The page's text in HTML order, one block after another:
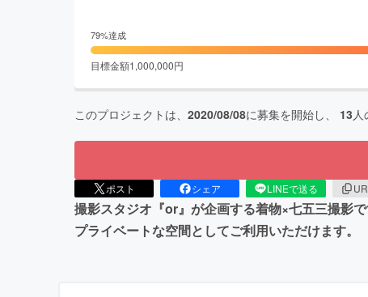
79%達成
目標金額1,000,000円
このプロジェクトは、 2020/08/08に募集を開始し、 13人
ポスト シェア LINEで送る
撮影スタジオ『or』が企画する着物×七五三撮影
プライベートな空間としてご利用いただけます。